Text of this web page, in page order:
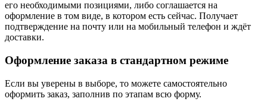
его необходимыми позициями, либо соглашается на
оформление в том виде, в котором есть сейчас. Получает
подтверждение на почту или на мобильный телефон и ждёт
доставки.
Оформление заказа в стандартном режиме
Если вы уверены в выборе, то можете самостоятельно
оформить заказ, заполнив по этапам всю форму.